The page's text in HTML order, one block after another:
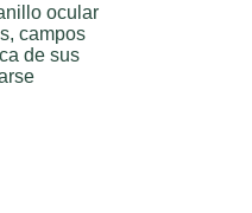
ocular
campos
de sus